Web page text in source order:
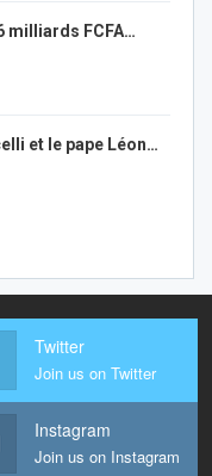
milliards FCFA…
et le pape Léon…
Twitter
Join us on Twitter
Instagram
Join us on Instagram